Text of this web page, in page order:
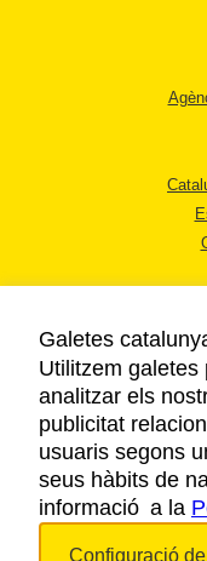
Galetes
Utilitzem galetes
analitzar els
publicitat
usuaris segons
seus hàbits de
informació a la
Configuració